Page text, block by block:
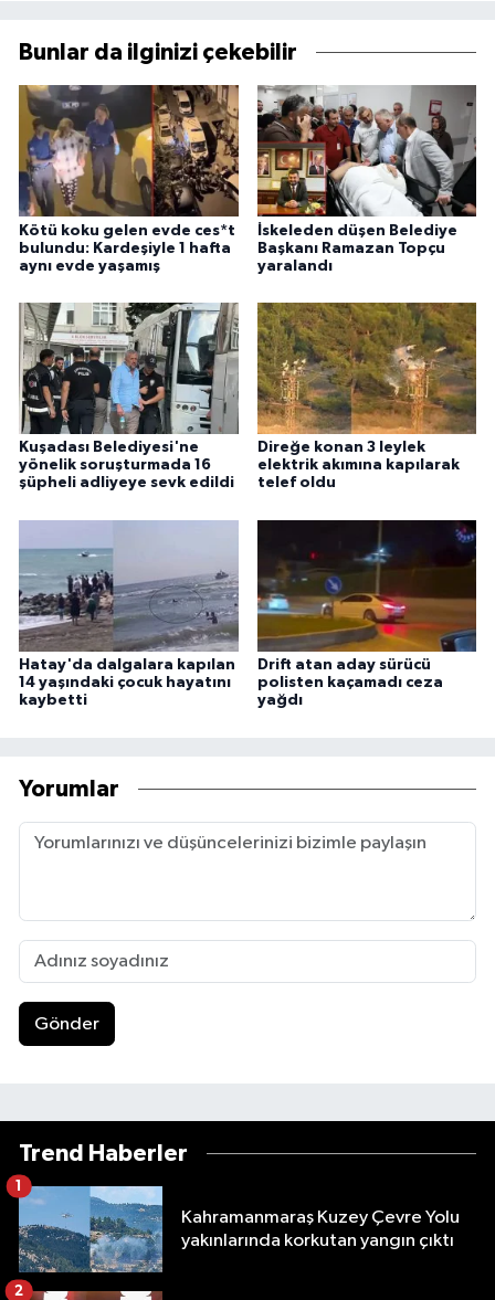
Bunlar da ilginizi çekebilir
Kötü koku gelen evde ces*t
bulundu: Kardeşiyle 1 hafta
aynı evde yaşamış
İskeleden düşen Belediye
Başkanı Ramazan Topçu
yaralandı
Kuşadası Belediyesi'ne
yönelik soruşturmada 16
şüpheli adliyeye sevk edildi
Direğe konan 3 leylek
elektrik akımına kapılarak
telef oldu
Hatay'da dalgalara kapılan
14 yaşındaki çocuk hayatını
kaybetti
Drift atan aday sürücü
polisten kaçamadı ceza
yağdı
Yorumlar
Gönder
Trend Haberler
Kahramanmaraş Kuzey Çevre Yolu
yakınlarında korkutan yangın çıktı
1
2